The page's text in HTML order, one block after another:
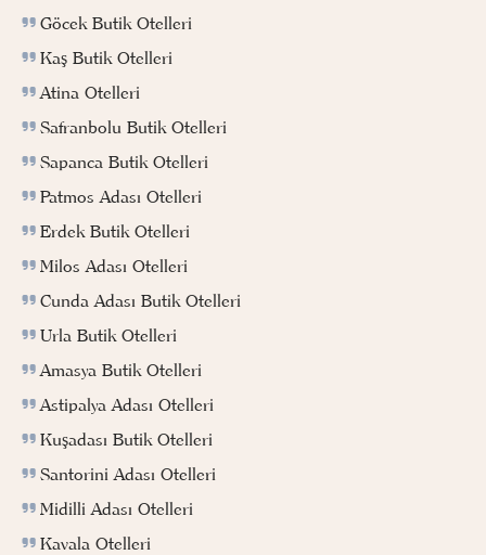
Göcek Butik Otelleri
Kaş Butik Otelleri
Atina Otelleri
Safranbolu Butik Otelleri
Sapanca Butik Otelleri
Patmos Adası Otelleri
Erdek Butik Otelleri
Milos Adası Otelleri
Cunda Adası Butik Otelleri
Urla Butik Otelleri
Amasya Butik Otelleri
Astipalya Adası Otelleri
Kuşadası Butik Otelleri
Santorini Adası Otelleri
Midilli Adası Otelleri
Kavala Otelleri